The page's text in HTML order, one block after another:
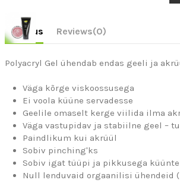
Kirjeldus Reviews(0)
Polyacryl Gel ühendab endas geeli ja
Väga kõrge viskoossusega
Ei voola küüne servadesse
Geelile omaselt kerge viilida ilma
Väga vastupidav ja stabiilne geel –
Paindlikum kui akrüül
Sobiv pinching'ks
Sobiv igat tüüpi ja pikkusega
Null lenduvaid orgaanilisi ühendeid